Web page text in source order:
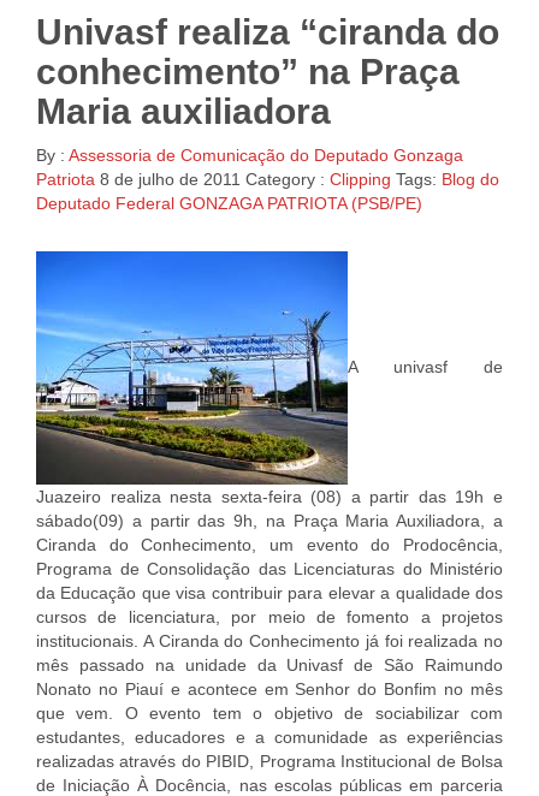
Univasf realiza “ciranda do
conhecimento” na Praça
Maria auxiliadora
By : Assessoria de Comunicação do Deputado Gonzaga
Patriota 8 de julho de 2011 Category : Clipping Tags: Blog do
Deputado Federal GONZAGA PATRIOTA (PSB/PE)
A univasf de
Juazeiro realiza nesta sexta-feira (08) a partir das 19h e
sábado(09) a partir das 9h, na Praça Maria Auxiliadora, a
Ciranda do Conhecimento, um evento do Prodocência,
Programa de Consolidação das Licenciaturas do Ministério
da Educação que visa contribuir para elevar a qualidade dos
cursos de licenciatura, por meio de fomento a projetos
institucionais. A Ciranda do Conhecimento já foi realizada no
mês passado na unidade da Univasf de São Raimundo
Nonato no Piauí e acontece em Senhor do Bonfim no mês
que vem. O evento tem o objetivo de sociabilizar com
estudantes, educadores e a comunidade as experiências
realizadas através do PIBID, Programa Institucional de Bolsa
de Iniciação À Docência, nas escolas públicas em parceria